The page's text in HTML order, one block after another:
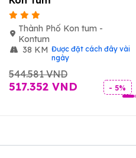
Thành Phố Kon tum -
Kontum
38 KM Được đặt cách đây vài
ngày
544.581 VND
517.352 VND - 5%